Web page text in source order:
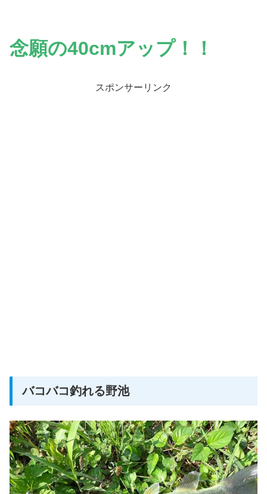
念願の40cmアップ！！
スポンサーリンク
バコバコ釣れる野池